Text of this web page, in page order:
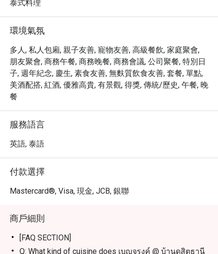
泰式料理
環境氣氛
多人, 私人包廂, 親子友善, 寵物友善, 高級餐飲, 家庭聚會,
朋友聚會, 商務午餐, 商務晚餐, 商務會議, 公司聚餐, 特別日
子, 週年紀念, 慶生, 素食友善, 無麩質飲食友善, 套餐, 單點,
美酒配搭, 紅酒, 優雅高貴, 有景觀, 得獎, 傳統/歷史, 午餐, 晚
餐
服務語言
英語, 泰語
付款選擇
Mastercard®, Visa, 現金, JCB, 銀聯
商戶細則
[FAQ SECTION]
Q: What kind of cuisine does เบญจรงค์ @ บ้านดุสิตธานี